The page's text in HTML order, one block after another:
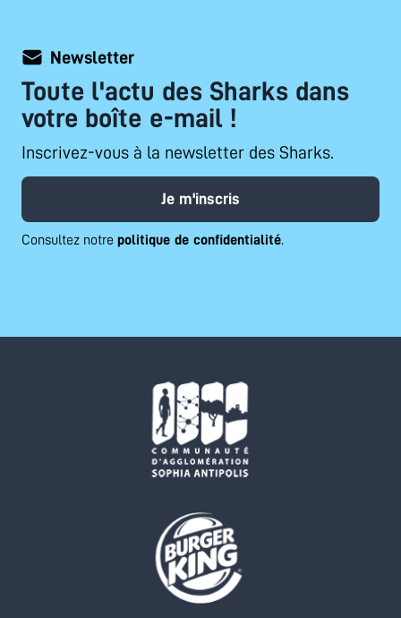
Newsletter
Toute l'actu des Sharks dans
votre boîte e-mail !
Inscrivez-vous à la newsletter des Sharks.
Je m'inscris
Consultez notre politique de confidentialité.